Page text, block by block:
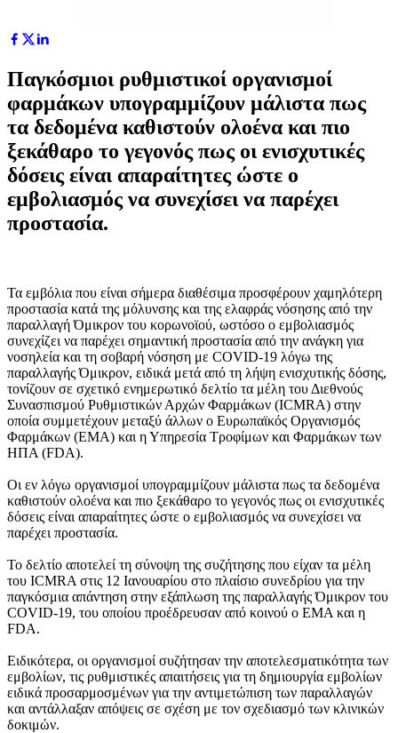
Παγκόσμιοι ρυθμιστικοί οργανισμοί
φαρμάκων υπογραμμίζουν μάλιστα πως
τα δεδομένα καθιστούν ολοένα και πιο
ξεκάθαρο το γεγονός πως οι ενισχυτικές
δόσεις είναι απαραίτητες ώστε ο
εμβολιασμός να συνεχίσει να παρέχει
προστασία.
Τα εμβόλια που είναι σήμερα διαθέσιμα προσφέρουν χαμηλότερη
προστασία κατά της μόλυνσης και της ελαφράς νόσησης από την
παραλλαγή Όμικρον του κορωνοϊού, ωστόσο ο εμβολιασμός
συνεχίζει να παρέχει σημαντική προστασία από την ανάγκη για
νοσηλεία και τη σοβαρή νόσηση με COVID-19 λόγω της
παραλλαγής Όμικρον, ειδικά μετά από τη λήψη ενισχυτικής δόσης,
τονίζουν σε σχετικό ενημερωτικό δελτίο τα μέλη του Διεθνούς
Συνασπισμού Ρυθμιστικών Αρχών Φαρμάκων (ICMRA) στην
οποία συμμετέχουν μεταξύ άλλων ο Ευρωπαϊκός Οργανισμός
Φαρμάκων (ΕΜΑ) και η Υπηρεσία Τροφίμων και Φαρμάκων των
ΗΠΑ (FDA).
Οι εν λόγω οργανισμοί υπογραμμίζουν μάλιστα πως τα δεδομένα
καθιστούν ολοένα και πιο ξεκάθαρο το γεγονός πως οι ενισχυτικές
δόσεις είναι απαραίτητες ώστε ο εμβολιασμός να συνεχίσει να
παρέχει προστασία.
Το δελτίο αποτελεί τη σύνοψη της συζήτησης που είχαν τα μέλη
του ICMRA στις 12 Ιανουαρίου στο πλαίσιο συνεδρίου για την
παγκόσμια απάντηση στην εξάπλωση της παραλλαγής Όμικρον του
COVID-19, του οποίου προέδρευσαν από κοινού ο ΕΜΑ και η
FDA.
Ειδικότερα, οι οργανισμοί συζήτησαν την αποτελεσματικότητα των
εμβολίων, τις ρυθμιστικές απαιτήσεις για τη δημιουργία εμβολίων
ειδικά προσαρμοσμένων για την αντιμετώπιση των παραλλαγών
και αντάλλαξαν απόψεις σε σχέση με τον σχεδιασμό των κλινικών
δοκιμών.